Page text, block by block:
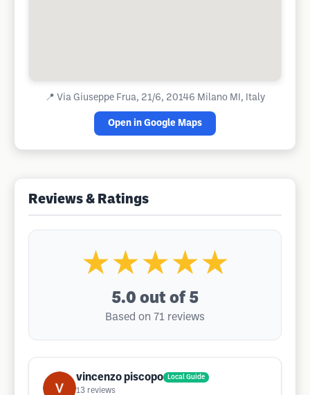
📍 Via Giuseppe Frua, 21/6, 20146 Milano MI, Italy
Open in Google Maps
Reviews & Ratings
★★★★★
5.0 out of 5
Based on 71 reviews
vincenzo piscopo Local Guide
13 reviews